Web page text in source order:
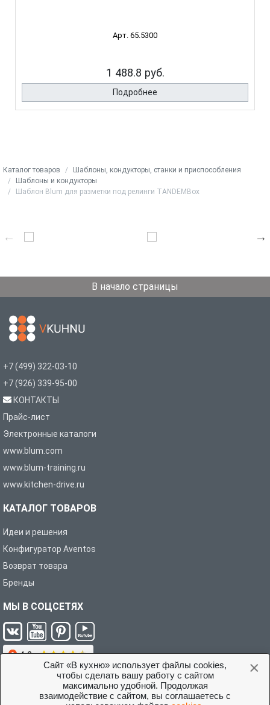
×
Сайт «В кухню» использует файлы cookies,
чтобы сделать вашу работу с сайтом
максимально удобной. Продолжая
взаимодействие с сайтом, вы соглашаетесь с
Арт. 65.5300
1 488.8 руб.
Подробнее
Каталог товаров
Шаблоны, кондукторы, станки и приспособления
Шаблоны и кондукторы
Шаблон Blum для разметки под релинги TANDEMBox
В начало страницы
+7 (499) 322-03-10
+7 (926) 339-95-00
КОНТАКТЫ
Прайс-лист
Электронные каталоги
www.blum.com
www.blum-training.ru
www.kitchen-drive.ru
КАТАЛОГ ТОВАРОВ
Идеи и решения
Конфигуратор Aventos
Возврат товара
Бренды
МЫ В СОЦСЕТЯХ
Условия соглашения с покупателем